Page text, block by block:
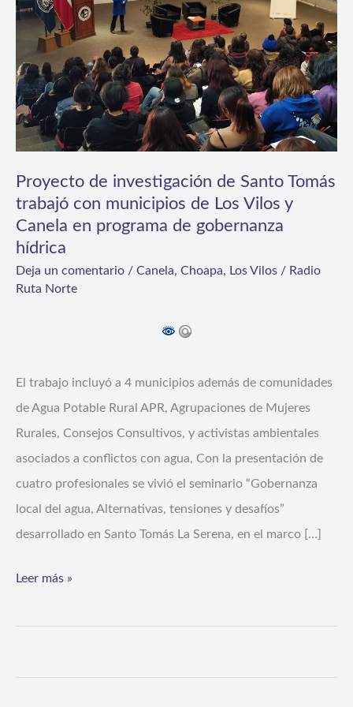
Proyecto de investigación de Santo Tomás
trabajó con municipios de Los Vilos y
Canela en programa de gobernanza
hídrica
Deja un comentario / Canela, Choapa, Los Vilos / Radio
Ruta Norte
El trabajo incluyó a 4 municipios además de comunidades
de Agua Potable Rural APR, Agrupaciones de Mujeres
Rurales, Consejos Consultivos, y activistas ambientales
asociados a conflictos con agua, Con la presentación de
cuatro profesionales se vivió el seminario “Gobernanza
local del agua, Alternativas, tensiones y desafíos”
desarrollado en Santo Tomás La Serena, en el marco […]
Santo
Tomás
trabajó
con
municipios
de
Los
Vilos
y
Canela
en
hídrica
Leer más »